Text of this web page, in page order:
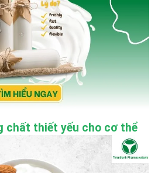
chất thiết yếu cho cơ thể